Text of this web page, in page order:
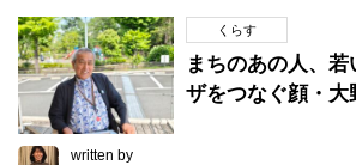
くらす
まちのあの人、
ザをつなぐ顔・大
written by